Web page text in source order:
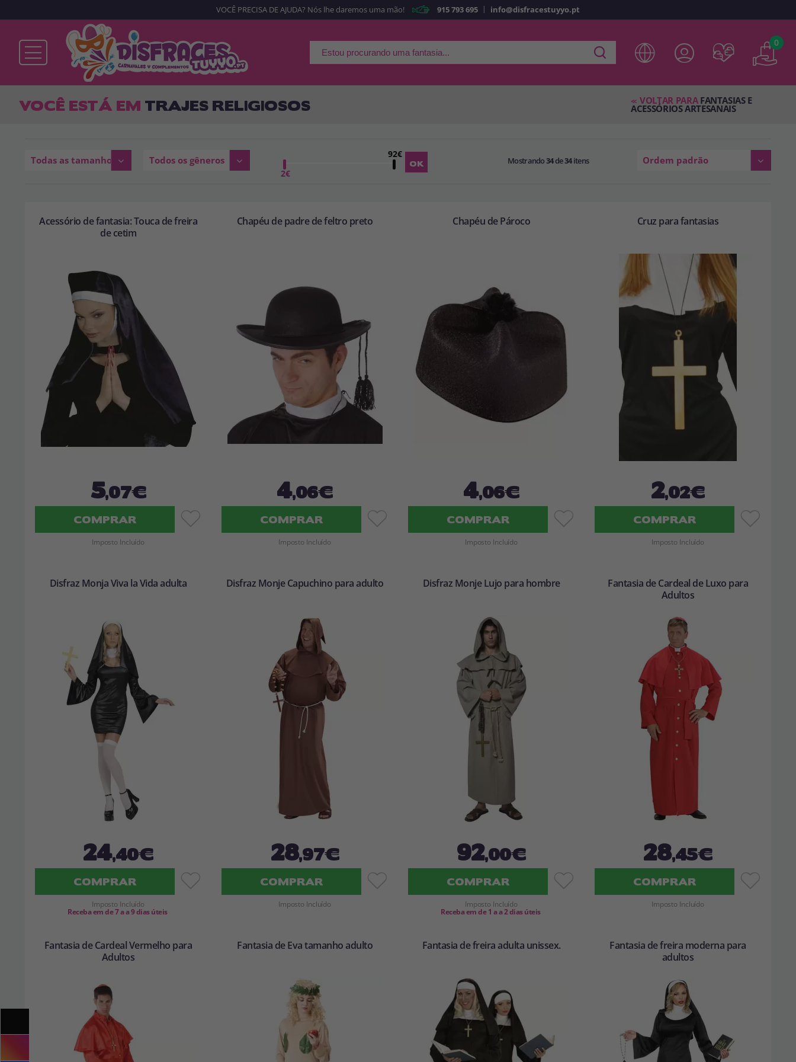
Já sou cliente
ENTRAR
Sou novo
VOCÊ PRECISA DE AJUDA? Nós lhe daremos uma mão! 915 793 695 | info@disfracestuyyo.pt
0
VOCÊ ESTÁ EM TRAJES RELIGIOSOS << VOLTAR PARA FANTASIAS E
ACESSÓRIOS ARTESANAIS
Todas as tamanhos Todos os gêneros
2€
92€
Mostrando34de34itens Ordem padrão
Acessório de fantasia: Touca de freira
de cetim
5,07€
COMPRAR
Imposto Incluído
Chapéu de padre de feltro preto
4,06€
COMPRAR
Imposto Incluído
Chapéu de Pároco
4,06€
COMPRAR
Imposto Incluído
Cruz para fantasias
2,02€
COMPRAR
Imposto Incluído
Disfraz Monja Viva la Vida adulta
24,40€
COMPRAR
Imposto Incluído
Receba em de 7 a a 9 dias úteis
Disfraz Monje Capuchino para adulto
28,97€
COMPRAR
Imposto Incluído
Disfraz Monje Lujo para hombre
92,00€
COMPRAR
Imposto Incluído
Receba em de 1 a a 2 dias úteis
Fantasia de Cardeal de Luxo para
Adultos
28,45€
COMPRAR
Imposto Incluído
Fantasia de Cardeal Vermelho para
Adultos
Fantasia de Eva tamanho adulto Fantasia de freira adulta unissex.
Fantasia de freira moderna para
adultos